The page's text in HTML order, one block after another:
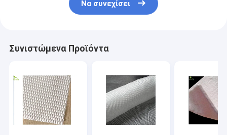
Να συνεχίσει
Συνιστώμενα Προϊόντα